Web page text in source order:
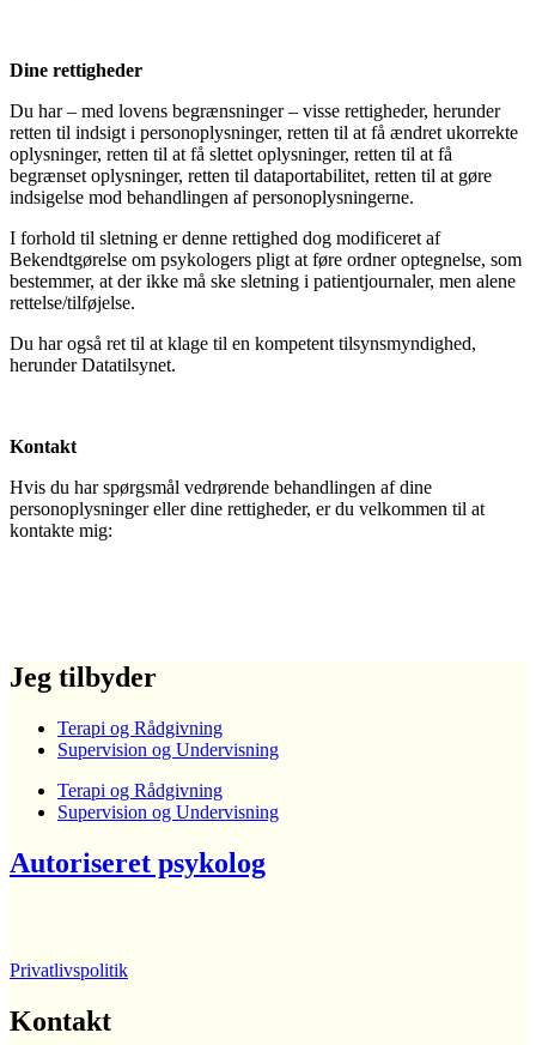
Dine rettigheder
Du har – med lovens begrænsninger – visse rettigheder, herunder
retten til indsigt i personoplysninger, retten til at få ændret ukorrekte
oplysninger, retten til at få slettet oplysninger, retten til at få
begrænset oplysninger, retten til dataportabilitet, retten til at gøre
indsigelse mod behandlingen af personoplysningerne.
I forhold til sletning er denne rettighed dog modificeret af
Bekendtgørelse om psykologers pligt at føre ordner optegnelse, som
bestemmer, at der ikke må ske sletning i patientjournaler, men alene
rettelse/tilføjelse.
Du har også ret til at klage til en kompetent tilsynsmyndighed,
herunder Datatilsynet.
Kontakt
Hvis du har spørgsmål vedrørende behandlingen af dine
personoplysninger eller dine rettigheder, er du velkommen til at
kontakte mig:
Jeg tilbyder
Terapi og Rådgivning
Supervision og Undervisning
Terapi og Rådgivning
Supervision og Undervisning
Autoriseret psykolog
Privatlivspolitik
Kontakt